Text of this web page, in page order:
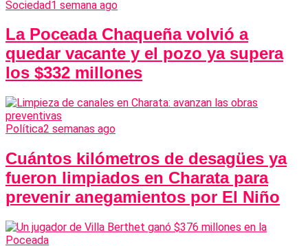
Sociedad1 semana ago
La Poceada Chaqueña volvió a
quedar vacante y el pozo ya supera
los $332 millones
Política2 semanas ago
Cuántos kilómetros de desagües ya
fueron limpiados en Charata para
prevenir anegamientos por El Niño